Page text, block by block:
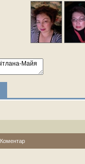
Коментар